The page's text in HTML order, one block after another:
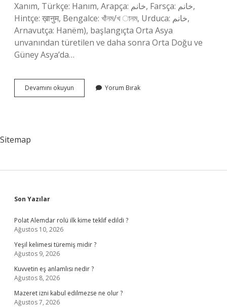
Xanım, Türkçe: Hanım, Arapça: خانم, Farsça: خانم,
Hintçe: ख़ानुम, Bengalce: খাঁনম/খ ানম, Urduca: خانم,
Arnavutça: Hanëm), başlangıçta Orta Asya
unvanından türetilen ve daha sonra Orta Doğu ve
Güney Asya’da…
Devamını okuyun
Hangi
Yorum Bırak
Sitemap
Sidebar
Son Yazılar
Polat Alemdar rolü ilk kime teklif edildi ?
Ağustos 10, 2026
Yeşil kelimesi türemiş midir ?
Ağustos 9, 2026
Kuvvetin eş anlamlısı nedir ?
Ağustos 8, 2026
Mazeret izni kabul edilmezse ne olur ?
Ağustos 7, 2026